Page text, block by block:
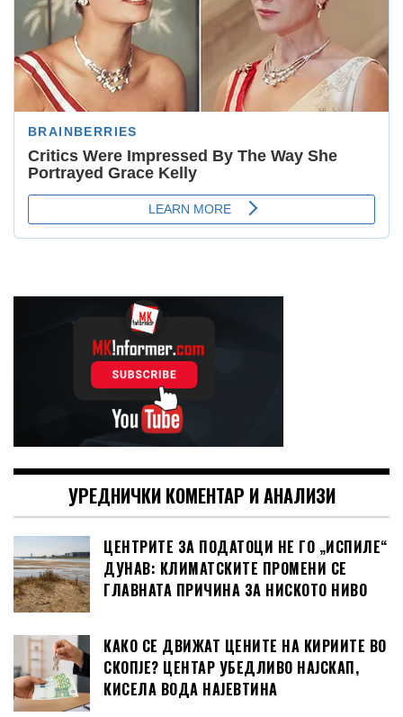
УРЕДНИЧКИ КОМЕНТАР И АНАЛИЗИ
ЦЕНТРИТЕ ЗА ПОДАТОЦИ НЕ ГО „ИСПИЛЕ“
ДУНАВ: КЛИМАТСКИТЕ ПРОМЕНИ СЕ
ГЛАВНАТА ПРИЧИНА ЗА НИСКОТО НИВО
КАКО СЕ ДВИЖАТ ЦЕНИТЕ НА КИРИИТЕ ВО
СКОПЈЕ? ЦЕНТАР УБЕДЛИВО НАЈСКАП,
КИСЕЛА ВОДА НАЈЕВТИНА